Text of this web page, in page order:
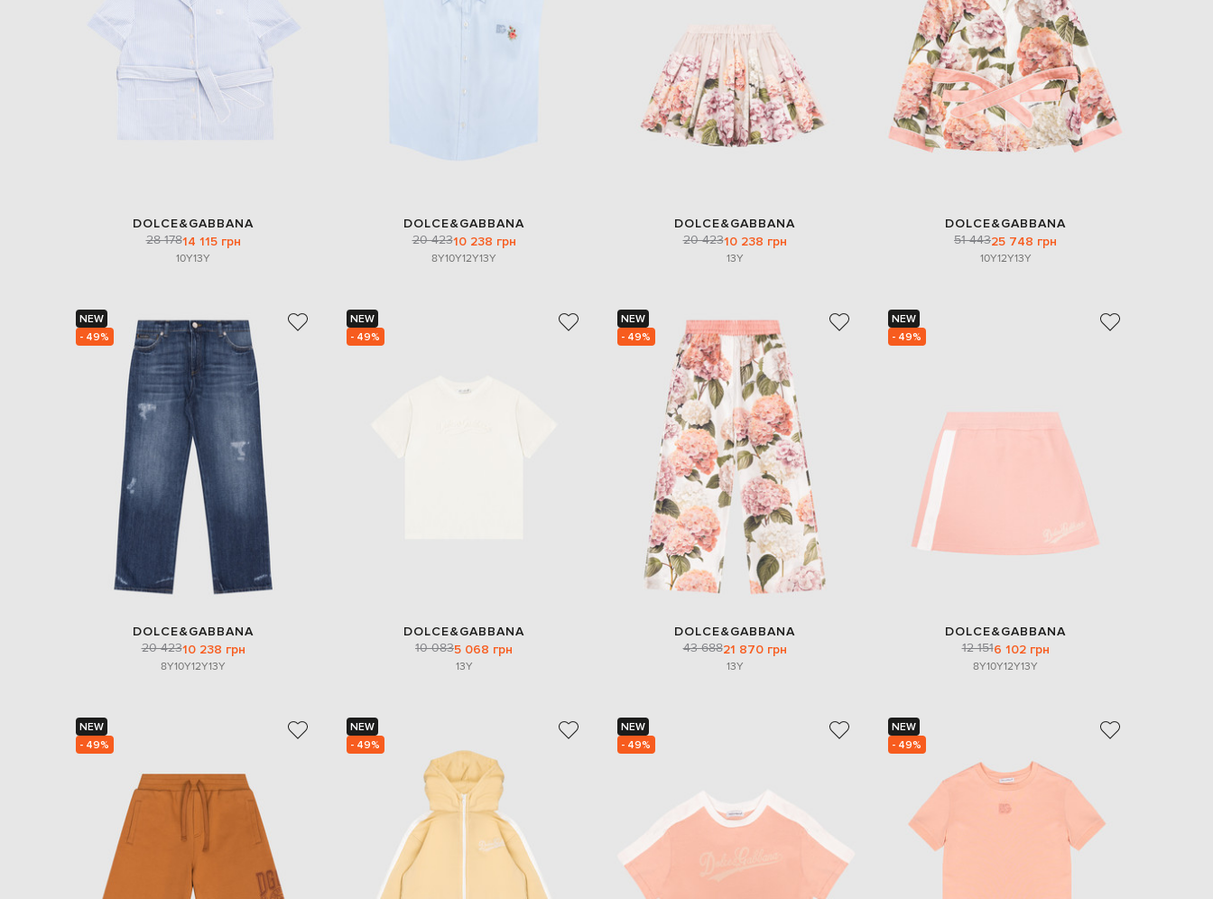
Denmark
Estonia
Finland
Lithuania
Portugal
Slovakia
DOLCE&GABBANA
28 17814 115 грн
10Y13Y
DOLCE&GABBANA
20 42310 238 грн
8Y10Y12Y13Y
DOLCE&GABBANA
20 42310 238 грн
13Y
DOLCE&GABBANA
51 44325 748 грн
10Y12Y13Y
NEW
- 49%
DOLCE&GABBANA
20 42310 238 грн
8Y10Y12Y13Y
NEW
- 49%
DOLCE&GABBANA
10 0835 068 грн
13Y
NEW
- 49%
DOLCE&GABBANA
43 68821 870 грн
13Y
NEW
- 49%
DOLCE&GABBANA
12 1516 102 грн
8Y10Y12Y13Y
NEW
- 49%
NEW
- 49%
NEW
- 49%
NEW
- 49%